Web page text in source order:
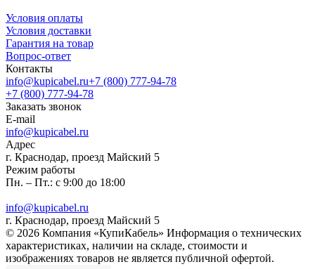
Условия оплаты
Условия доставки
Гарантия на товар
Вопрос-ответ
Контакты
info@kupicabel.ru+7 (800) 777-94-78
+7 (800) 777-94-78
Заказать звонок
E-mail
info@kupicabel.ru
Адрес
г. Краснодар, проезд Майский 5
Режим работы
Пн. – Пт.: с 9:00 до 18:00
info@kupicabel.ru
г. Краснодар, проезд Майский 5
© 2026 Компания «КупиКабель» Информация о технических
характеристиках, наличии на складе, стоимости и
изображениях товаров не является публичной офертой.